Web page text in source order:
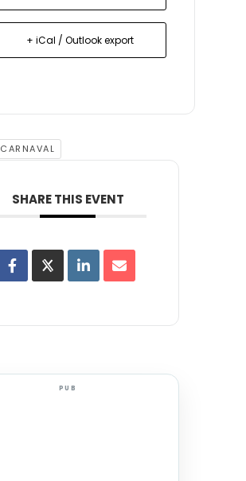
+ iCal / Outlook export
CARNAVAL
SHARE THIS EVENT
PUB